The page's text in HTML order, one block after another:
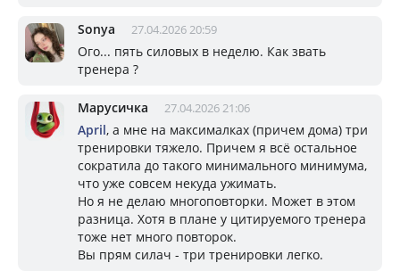
Sonya 27.04.2026 20:59
Ого... пять силовых в неделю. Как звать
тренера ?
Марусичка 27.04.2026 21:06
April, а мне на максималках (причем дома) три
тренировки тяжело. Причем я всё остальное
сократила до такого минимального минимума,
что уже совсем некуда ужимать.
Но я не делаю многоповторки. Может в этом
разница. Хотя в плане у цитируемого тренера
тоже нет много повторок.
Вы прям силач - три тренировки легко.